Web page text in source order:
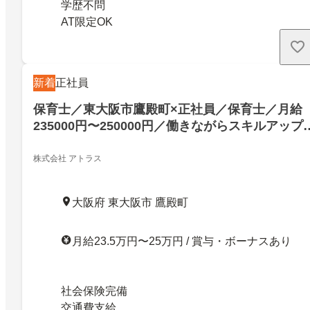
学歴不問
AT限定OK
新着正社員
保育士／東大阪市鷹殿町×正社員／保育士／月給
235000円〜250000円／働きながらスキルアップ
ます／東大阪市鷹殿町／27111123
株式会社 アトラス
大阪府 東大阪市 鷹殿町
月給23.5万円〜25万円 / 賞与・ボーナスあり
社会保険完備